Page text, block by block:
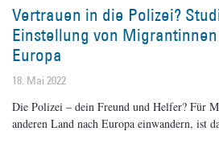
Vertrauen in die Polizei?
Einstellung von
Europa
18. Mai 2022
Die Polizei – dein Freund und Helfer? Für
anderen Land nach Europa einwandern, ist